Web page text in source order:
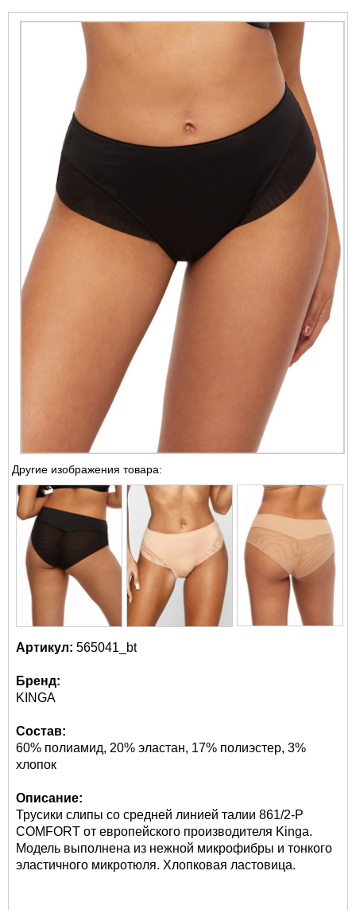
Другие изображения товара:
Артикул: 565041_bt
Бренд:
KINGA
Состав:
60% полиамид, 20% эластан, 17% полиэстер, 3%
хлопок
Описание:
Трусики слипы со средней линией талии 861/2-P
COMFORT от европейского производителя Kinga.
Модель выполнена из нежной микрофибры и тонкого
эластичного микротюля. Хлопковая ластовица.